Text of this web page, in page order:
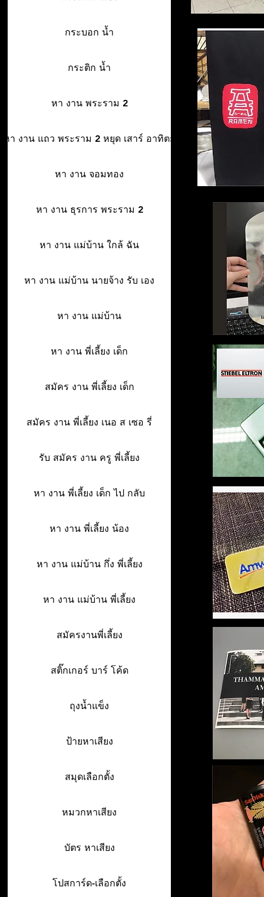
กระบอก น้ำ
กระติก น้ำ
หา งาน พระราม 2
หา งาน แถว พระราม 2 หยุด เสาร์ อาทิตย์
หา งาน จอมทอง
หา งาน ธุรการ พระราม 2
หา งาน แม่บ้าน ใกล้ ฉัน
หา งาน แม่บ้าน นายจ้าง รับ เอง
หา งาน แม่บ้าน
หา งาน พี่เลี้ยง เด็ก
สมัคร งาน พี่เลี้ยง เด็ก
สมัคร งาน พี่เลี้ยง เนอ ส เซอ รี่
รับ สมัคร งาน ครู พี่เลี้ยง
หา งาน พี่เลี้ยง เด็ก ไป กลับ
หา งาน พี่เลี้ยง น้อง
หา งาน แม่บ้าน กึ่ง พี่เลี้ยง
หา งาน แม่บ้าน พี่เลี้ยง
สมัครงานพี่เลี้ยง
สติ๊กเกอร์ บาร์ โค้ด
ถุงน้ำแข็ง
ป้ายหาเสียง
สมุดเลือกตั้ง
หมวกหาเสียง
บัตร หาเสียง
โปสการ์ด-เลือกตั้ง